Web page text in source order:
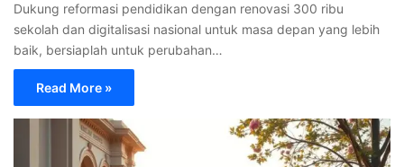
Dukung reformasi pendidikan dengan renovasi 300 ribu
sekolah dan digitalisasi nasional untuk masa depan yang lebih
baik, bersiaplah untuk perubahan…
Read More »